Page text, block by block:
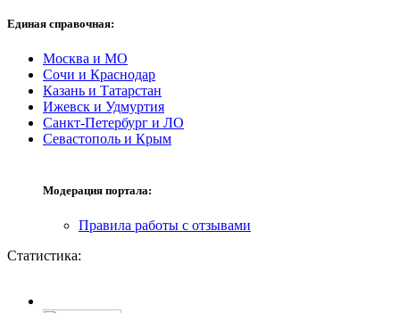
Единая справочная:
Москва и МО
Сочи и Краснодар
Казань и Татарстан
Ижевск и Удмуртия
Санкт-Петербург и ЛО
Севастополь и Крым
Модерация портала:
Правила работы с отзывами
Статистика: